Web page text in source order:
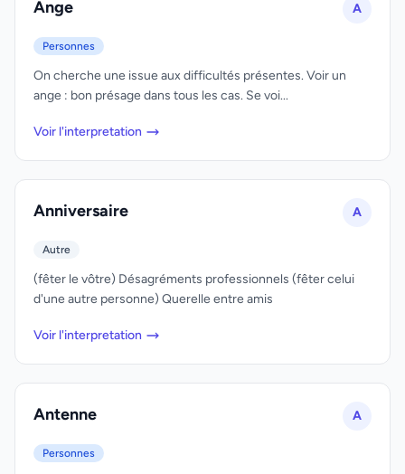
Ange A
Personnes
On cherche une issue aux difficultés présentes. Voir un
ange : bon présage dans tous les cas. Se voi...
Voir l'interpretation
Anniversaire A
Autre
(fêter le vôtre) Désagréments professionnels (fêter celui
d'une autre personne) Querelle entre amis
Voir l'interpretation
Antenne A
Personnes